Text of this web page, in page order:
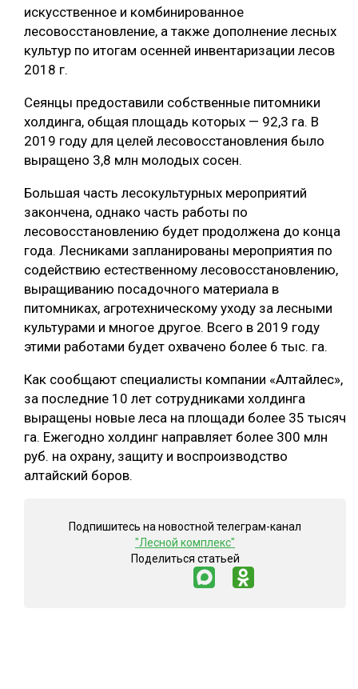
ЛОГИСТИКА
ПРОИЗВОДСТВО ДРЕВЕСНЫХ ПЛИТ
КОМПЛЕКСНАЯ ПЕРЕРАБОТКА
ЛЕСОПИЛЕНИЕ
ДЕРЕВЯННОЕ ДОМОСТРОЕНИЕ
БЕЗОПАСНОЕ ПРОИЗВОДСТВО
СОРТИРОВКА ДРЕВЕСИНЫ
СУШКА ДРЕВЕСИНЫ
МЕБЕЛЬНОЕ ПРОИЗВОДСТВО
искусственное и комбинированное
лесовосстановление, а также дополнение лесных
культур по итогам осенней инвентаризации лесов
2018 г.
Сеянцы предоставили собственные питомники
холдинга, общая площадь которых — 92,3 га. В
2019 году для целей лесовосстановления было
выращено 3,8 млн молодых сосен.
Большая часть лесокультурных мероприятий
закончена, однако часть работы по
лесовосстановлению будет продолжена до конца
года. Лесниками запланированы мероприятия по
содействию естественному лесовосстановлению,
выращиванию посадочного материала в
питомниках, агротехническому уходу за лесными
культурами и многое другое. Всего в 2019 году
этими работами будет охвачено более 6 тыс. га.
Как сообщают специалисты компании «Алтайлес»,
за последние 10 лет сотрудниками холдинга
выращены новые леса на площади более 35 тысяч
га. Ежегодно холдинг направляет более 300 млн
руб. на охрану, защиту и воспроизводство
алтайский боров.
Подпишитесь на новостной телеграм-канал
"Лесной комплекс"
Поделиться статьей